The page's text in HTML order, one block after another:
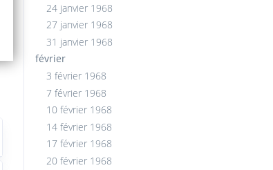
24 janvier 1968
27 janvier 1968
31 janvier 1968
février
3 février 1968
7 février 1968
10 février 1968
14 février 1968
17 février 1968
20 février 1968